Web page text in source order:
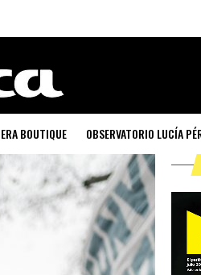
BOUTIQUE OBSERVATORIO LUCÍA